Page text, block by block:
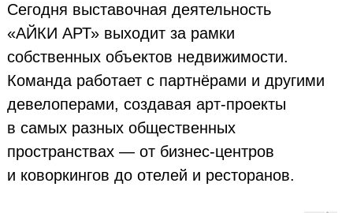
Сегодня выставочная деятельность
«АЙКИ АРТ» выходит за рамки
собственных объектов недвижимости.
Команда работает с партнёрами и другими
девелоперами, создавая арт-проекты
в самых разных общественных
пространствах — от бизнес-центров
и коворкингов до отелей и ресторанов.